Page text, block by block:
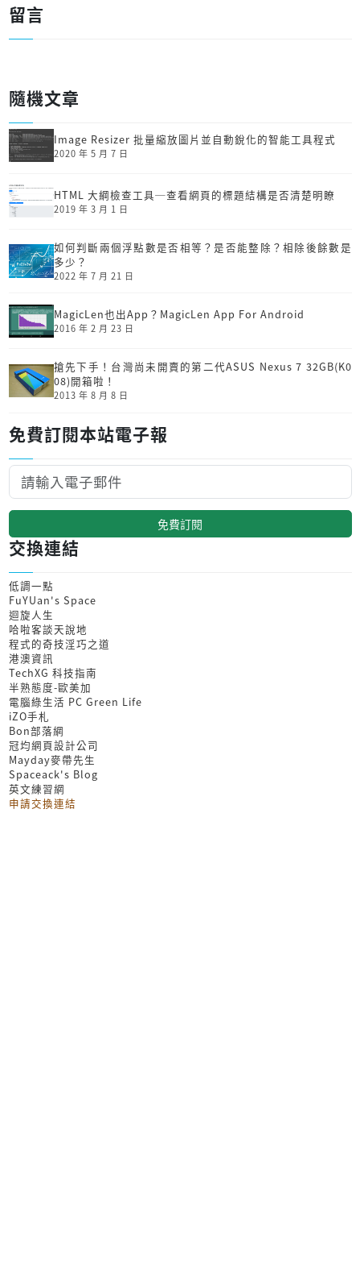
留言
隨機文章
Image Resizer 批量縮放圖片並自動銳化的智能工具程式
2020 年 5 月 7 日
HTML 大綱檢查工具─查看網頁的標題結構是否清楚明瞭
2019 年 3 月 1 日
如何判斷兩個浮點數是否相等？是否能整除？相除後餘數是
多少？
2022 年 7 月 21 日
MagicLen也出App？MagicLen App For Android
2016 年 2 月 23 日
搶先下手！台灣尚未開賣的第二代ASUS Nexus 7 32GB(K0
08)開箱啦！
2013 年 8 月 8 日
免費訂閱本站電子報
免費訂閱
交換連結
低調一點
FuYUan's Space
迴旋人生
哈啦客談天說地
程式的奇技淫巧之道
港澳資訊
TechXG 科技指南
半熟態度-歐美加
電腦綠生活 PC Green Life
iZO手札
Bon部落網
冠均網頁設計公司
Mayday麥帶先生
Spaceack's Blog
英文練習網
申請交換連結